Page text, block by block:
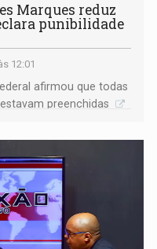
Marques reduz
punibilidade
12:01
afirmou que todas
preenchidas